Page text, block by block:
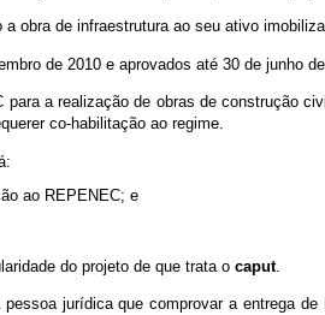
obra de infraestrutura ao seu ativo
de 2010 e aprovados até 30 de junho de
a realização de obras de construção
co-habilitação ao regime.
ao REPENEC; e
do projeto de que trata o caput.
jurídica que comprovar a entrega